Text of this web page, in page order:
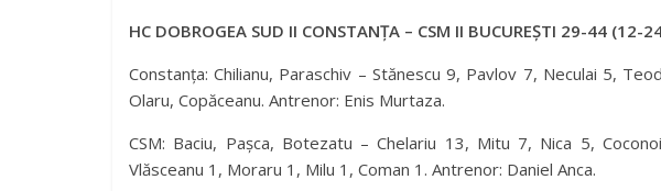
HC DOBROGEA SUD II CONSTANȚA – CSM II BUCUREȘTI 29-44 (12-
Constanța: Chilianu, Paraschiv – Stănescu 9, Pavlov 7, Neculai 5,
Olaru, Copăceanu. Antrenor: Enis Murtaza.
CSM: Baciu, Pașca, Botezatu – Chelariu 13, Mitu 7, Nica 5,
Vlăsceanu 1, Moraru 1, Milu 1, Coman 1. Antrenor: Daniel Anca.